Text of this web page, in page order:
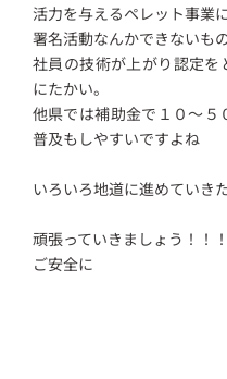
活力を与えるペレット事業
署名活動なんかできないも
社員の技術が上がり認定
にたかい。
他県では補助金で１０～５
普及もしやすいですよね
いろいろ地道に進めていき
頑張っていきましょう！！！
ご安全に